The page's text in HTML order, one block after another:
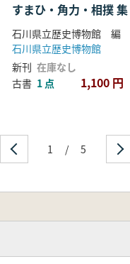
すまひ・角力・相撲 集
石川県立歴史博物館 編
石川県立歴史博物館
新刊 在庫なし
古書 1 点 1,100 円
1 / 5